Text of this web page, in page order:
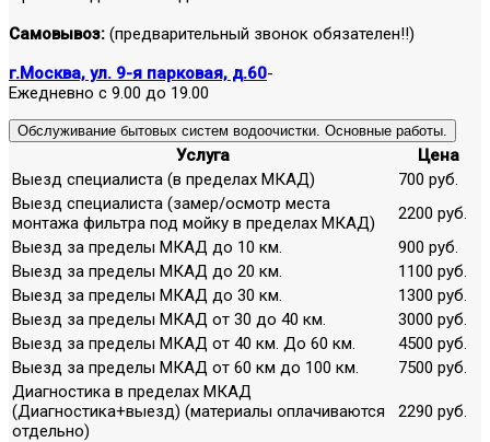
Самовывоз: (предварительный звонок обязателен!!)
г.Москва, ул. 9-я парковая, д.60-
Ежедневно с 9.00 до 19.00
Обслуживание бытовых систем водоочистки. Основные работы.
Услуга
Цена
Выезд специалиста (в пределах МКАД)
700 руб.
Выезд специалиста (замер/осмотр места
монтажа фильтра под мойку в пределах МКАД)
2200 руб.
Выезд за пределы МКАД до 10 км.
900 руб.
Выезд за пределы МКАД до 20 км.
1100 руб.
Выезд за пределы МКАД до 30 км.
1300 руб.
Выезд за пределы МКАД от 30 до 40 км.
3000 руб.
Выезд за пределы МКАД от 40 км. До 60 км.
4500 руб.
Выезд за пределы МКАД от 60 км до 100 км.
7500 руб.
Диагностика в пределах МКАД
(Диагностика+выезд) (материалы оплачиваются
отдельно)
2290 руб.